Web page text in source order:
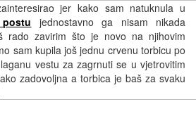
jer kako sam natuknula u
jednostavno ga nisam nikada
rado zavirim što je novo na njihovim
sam kupila još jednu crvenu torbicu po
vestu za zagrnuti se u vjetrovitim
zadovoljna a torbica je baš za svaku